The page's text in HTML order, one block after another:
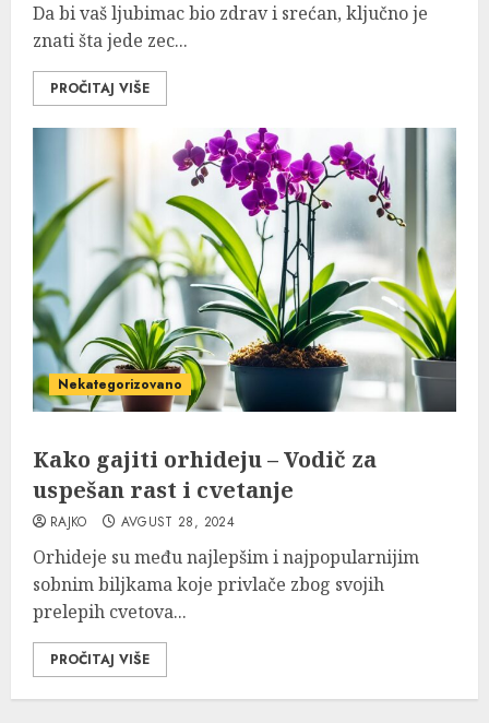
Da bi vaš ljubimac bio zdrav i srećan, ključno je
znati šta jede zec...
PROČITAJ VIŠE
Nekategorizovano
Kako gajiti orhideju – Vodič za
uspešan rast i cvetanje
RAJKO AVGUST 28, 2024
Orhideje su među najlepšim i najpopularnijim
sobnim biljkama koje privlače zbog svojih
prelepih cvetova...
PROČITAJ VIŠE